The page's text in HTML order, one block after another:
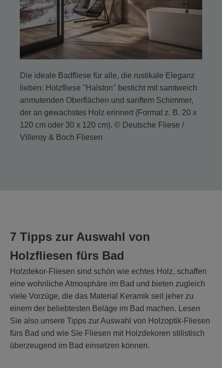
Die ideale Badfliese für alle, die rustikale Eleganz
lieben: Holzfliese "Halston" besticht mit samtweich
anmutenden Oberflächen und sanftem Schimmer,
der an gewachstes Holz erinnert (Format z. B. 20 x
120 cm oder 30 x 120 cm). © Deutsche Fliese /
Villeroy & Boch Fliesen
7 Tipps zur Auswahl von
Holzfliesen fürs Bad
Holzdekor-Fliesen sind schön wie echtes Holz, schaffen
eine wohnliche Atmosphäre im Bad und bieten zugleich
viele Vorzüge, die das Material Keramik seit jeher zu
einem der beliebtesten Beläge im Bad machen. Lesen
Sie also unsere Tipps zur Auswahl von Holzoptik-Fliesen
fürs Bad und wie Sie Fliesen mit Holzdekoren stilistisch
überzeugend im Bad einsetzen können.